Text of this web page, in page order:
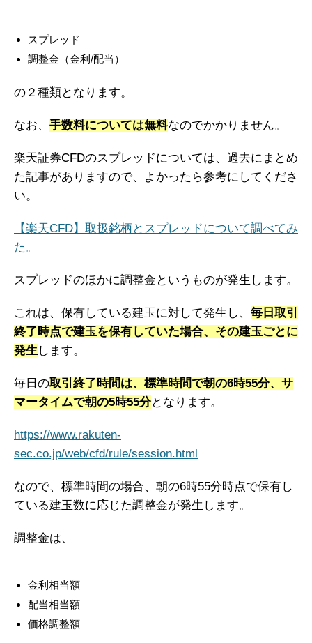
スプレッド
調整金（金利/配当）
の２種類となります。
なお、 手数料については無料なのでかかりません。
楽天証券CFDのスプレッドについては、過去にまとめ
た記事がありますので、よかったら参考にしてくださ
い。
【楽天CFD】取扱銘柄とスプレッドについて調べてみ
た。
スプレッドのほかに調整金というものが発生します。
これは、保有している建玉に対して発生し、 毎日取引
終了時点で建玉を保有していた場合、その建玉ごとに
発生します。
毎日の取引終了時間は、標準時間で朝の6時55分、サ
マータイムで朝の5時55分となります。
https://www.rakuten-
sec.co.jp/web/cfd/rule/session.html
なので、標準時間の場合、朝の6時55分時点で保有し
ている建玉数に応じた調整金が発生します。
調整金は、
金利相当額
配当相当額
価格調整額